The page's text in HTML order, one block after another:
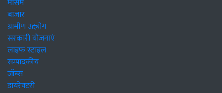
बाजार
ग्रामीण उद्द्योग
सरकारी योजनाएं
लाइफ स्टाइल
सम्पादकीय
जॉब्स
डायरेक्टरी